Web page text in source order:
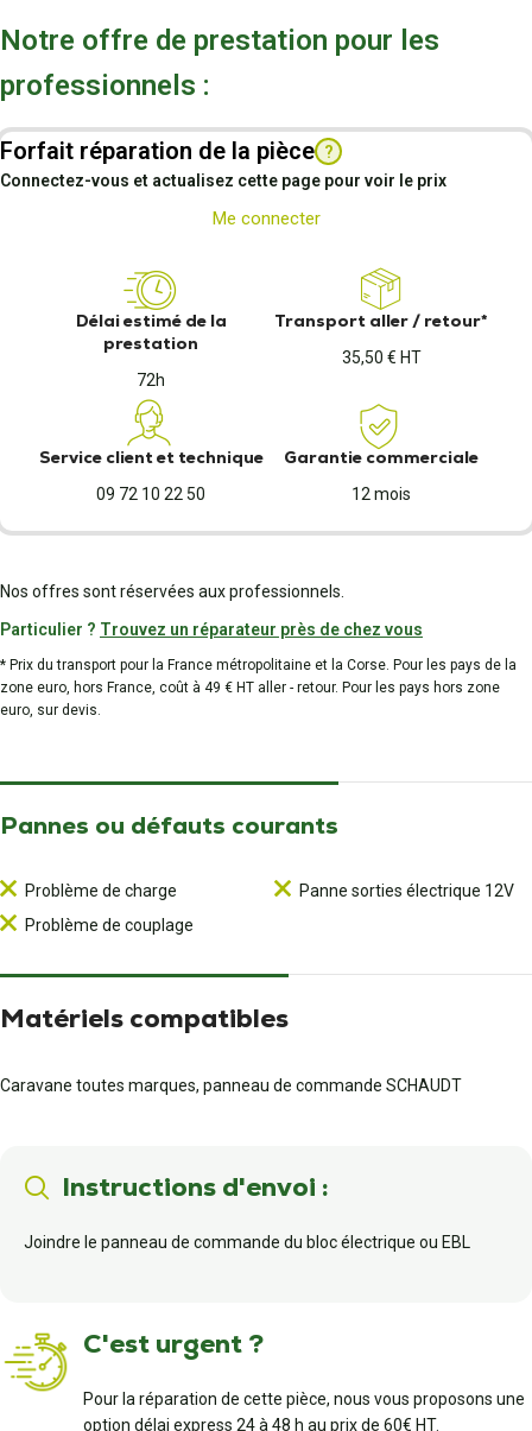
Notre offre de prestation pour les
professionnels :
Forfait réparation de la pièce ?
Connectez-vous et actualisez cette page pour voir le prix
Me connecter
Délai estimé de la
prestation
72h
Transport aller / retour*
35,50 € HT
Service client et technique
09 72 10 22 50
Garantie commerciale
12 mois
Nos offres sont réservées aux professionnels.
Particulier ? Trouvez un réparateur près de chez vous
* Prix du transport pour la France métropolitaine et la Corse. Pour les pays de la
zone euro, hors France, coût à 49 € HT aller - retour. Pour les pays hors zone
euro, sur devis.
Pannes ou défauts courants
Problème de charge
Problème de couplage
Panne sorties électrique 12V
Matériels compatibles
Caravane toutes marques, panneau de commande SCHAUDT
Instructions d'envoi :
Joindre le panneau de commande du bloc électrique ou EBL
C'est urgent ?
Pour la réparation de cette pièce, nous vous proposons une
option délai express 24 à 48 h au prix de 60€ HT.